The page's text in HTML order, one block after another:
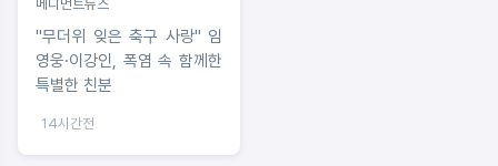
메디먼트뉴스
"무더위 잊은 축구 사랑" 임
영웅·이강인, 폭염 속 함께한
특별한 친분
14시간전